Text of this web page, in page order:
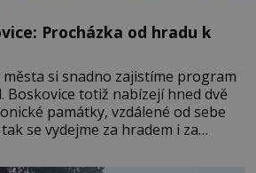
Procházka od hradu k
si snadno zajistíme program
Boskovice totiž nabízejí hned dvě
památky, vzdálené od sebe
se vydejme za hradem i za
vrchoviny vznikla někdy